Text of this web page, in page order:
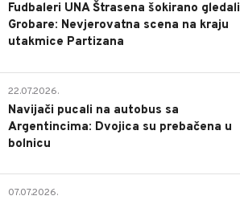
Fudbaleri UNA Štrasena šokirano gledali
Grobare: Nevjerovatna scena na kraju
utakmice Partizana
22.07.2026.
Navijači pucali na autobus sa
Argentincima: Dvojica su prebačena u
bolnicu
07.07.2026.